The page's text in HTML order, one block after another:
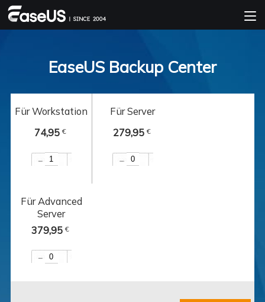
EaseUS Backup Center
Für Workstation
74,95 €
Für Server
279,95 €
Für Advanced
Server
379,95 €